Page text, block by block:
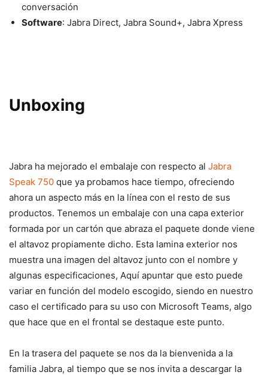
conversación
Software: Jabra Direct, Jabra Sound+, Jabra Xpress
Unboxing
Jabra ha mejorado el embalaje con respecto al Jabra
Speak 750 que ya probamos hace tiempo, ofreciendo
ahora un aspecto más en la línea con el resto de sus
productos. Tenemos un embalaje con una capa exterior
formada por un cartón que abraza el paquete donde viene
el altavoz propiamente dicho. Esta lamina exterior nos
muestra una imagen del altavoz junto con el nombre y
algunas especificaciones, Aquí apuntar que esto puede
variar en función del modelo escogido, siendo en nuestro
caso el certificado para su uso con Microsoft Teams, algo
que hace que en el frontal se destaque este punto.
En la trasera del paquete se nos da la bienvenida a la
familia Jabra, al tiempo que se nos invita a descargar la